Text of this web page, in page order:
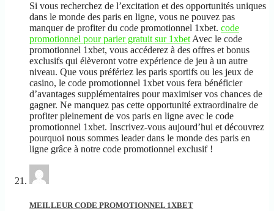
Si vous recherchez de l’excitation et des opportunités uniques
dans le monde des paris en ligne, vous ne pouvez pas
manquer de profiter du code promotionnel 1xbet. code
promotionnel pour parier gratuit sur 1xbetAvec le code
promotionnel 1xbet, vous accéderez à des offres et bonus
exclusifs qui élèveront votre expérience de jeu à un autre
niveau. Que vous préfériez les paris sportifs ou les jeux de
casino, le code promotionnel 1xbet vous fera bénéficier
d’avantages supplémentaires pour maximiser vos chances de
gagner. Ne manquez pas cette opportunité extraordinaire de
profiter pleinement de vos paris en ligne avec le code
promotionnel 1xbet. Inscrivez-vous aujourd’hui et découvrez
pourquoi nous sommes leader dans le monde des paris en
ligne grâce à notre code promotionnel exclusif !
MEILLEUR CODE PROMOTIONNEL 1XBET